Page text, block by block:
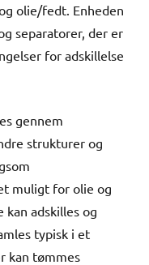
olie/fedt. Enheden
separatorer, der er
for adskillelse
gennem
strukturer og
muligt for olie og
adskilles og
typisk i et
kan tømmes